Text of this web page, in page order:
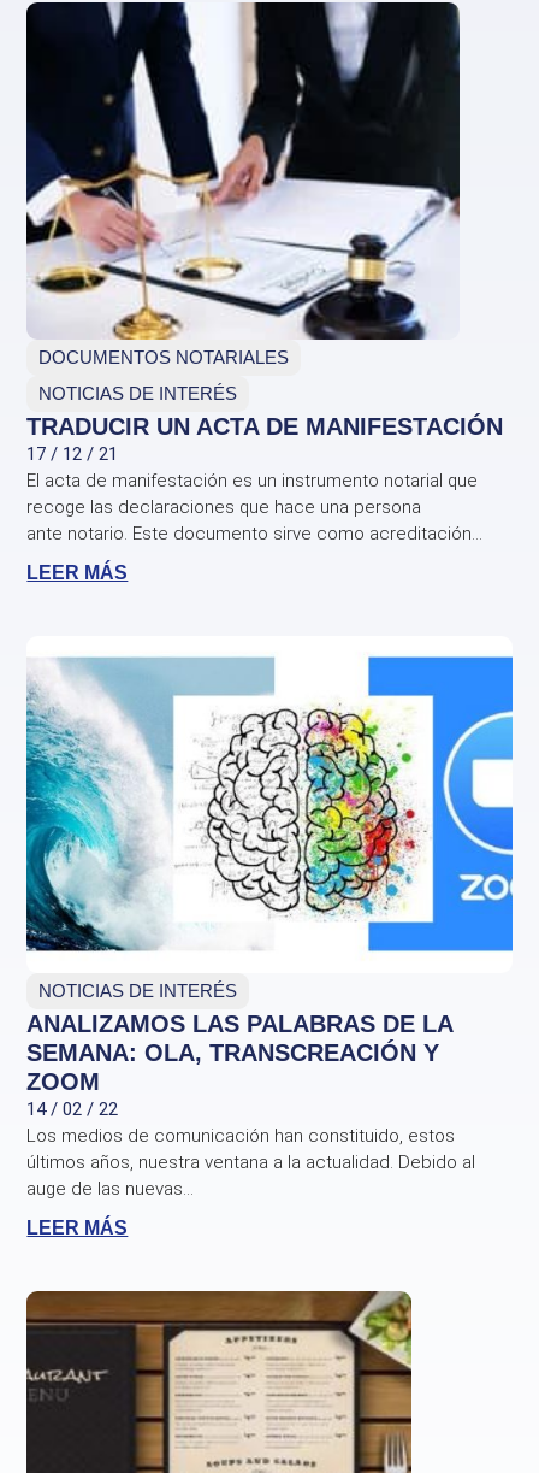
DOCUMENTOS NOTARIALES
NOTICIAS DE INTERÉS
TRADUCIR UN ACTA DE MANIFESTACIÓN
17 / 12 / 21
El acta de manifestación es un instrumento notarial que
recoge las declaraciones que hace una persona
ante notario. Este documento sirve como acreditación...
LEER MÁS
NOTICIAS DE INTERÉS
ANALIZAMOS LAS PALABRAS DE LA
SEMANA: OLA, TRANSCREACIÓN Y
ZOOM
14 / 02 / 22
Los medios de comunicación han constituido, estos
últimos años, nuestra ventana a la actualidad. Debido al
auge de las nuevas...
LEER MÁS